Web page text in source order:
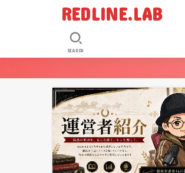
REDLINE.LAB
SEARCH